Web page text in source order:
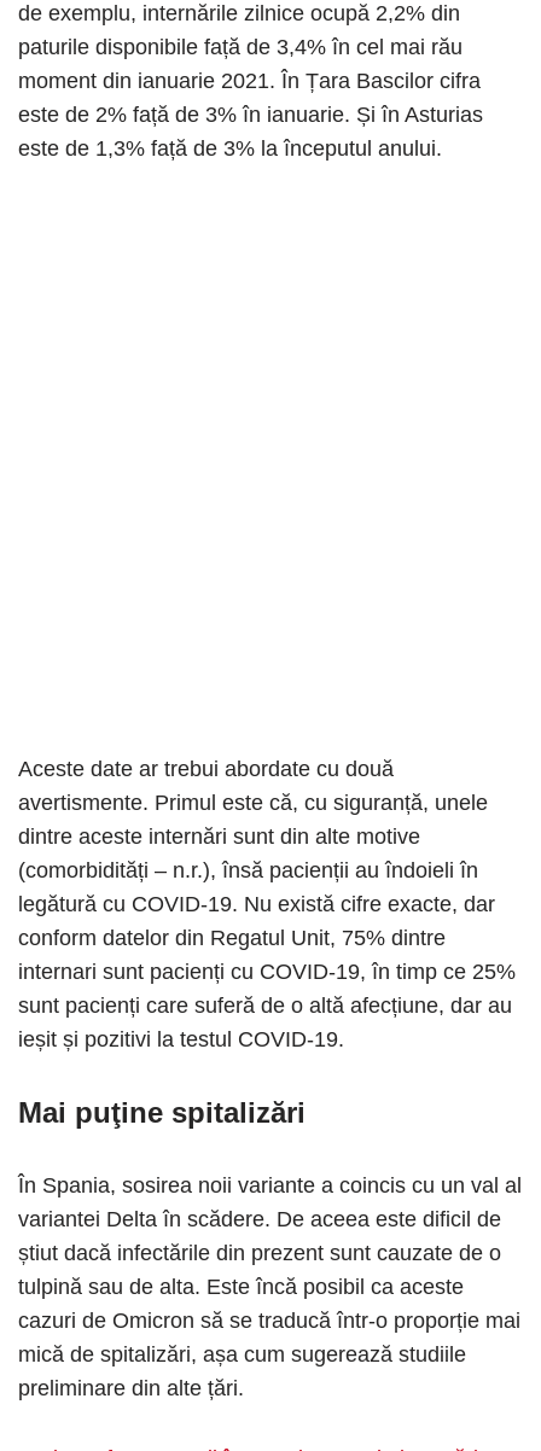
de exemplu, internările zilnice ocupă 2,2% din
paturile disponibile față de 3,4% în cel mai rău
moment din ianuarie 2021. În Țara Bascilor cifra
este de 2% față de 3% în ianuarie. Și în Asturias
este de 1,3% față de 3% la începutul anului.
Aceste date ar trebui abordate cu două
avertismente. Primul este că, cu siguranță, unele
dintre aceste internări sunt din alte motive
(comorbidități – n.r.), însă pacienții au îndoieli în
legătură cu COVID-19. Nu există cifre exacte, dar
conform datelor din Regatul Unit, 75% dintre
internari sunt pacienți cu COVID-19, în timp ce 25%
sunt pacienți care suferă de o altă afecțiune, dar au
ieșit și pozitivi la testul COVID-19.
Mai puţine spitalizări
În Spania, sosirea noii variante a coincis cu un val al
variantei Delta în scădere. De aceea este dificil de
știut dacă infectările din prezent sunt cauzate de o
tulpină sau de alta. Este încă posibil ca aceste
cazuri de Omicron să se traducă într-o proporție mai
mică de spitalizări, așa cum sugerează studiile
preliminare din alte țări.